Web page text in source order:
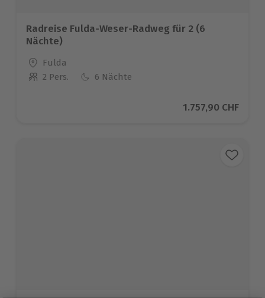
Radreise Fulda-Weser-Radweg für 2 (6
Nächte)
Standort
Fulda
Anzahl der Teilnehmer
2 Pers. 6 Nächte
Aktueller Preis
1.757,90 CHF